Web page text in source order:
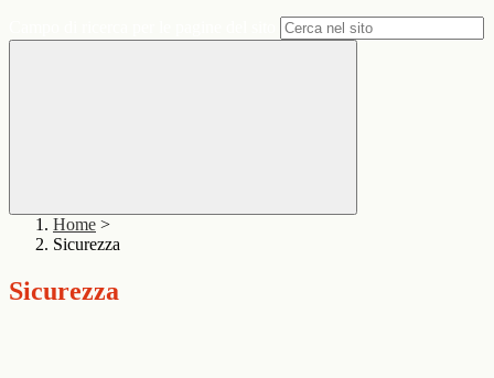
Home >
Sicurezza
Sicurezza